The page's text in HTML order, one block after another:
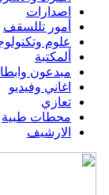
اصدارات
أمور تللسقف
علوم
ألمكتبة
مبدعون
اغاني وفيديو
تعازي
محطات طبية
الارشيف